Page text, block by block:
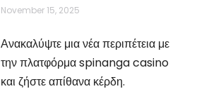
November 15, 2025
Ανακαλύψτε μια νέα περιπέτεια με
την πλατφόρμα spinanga casino
και ζήστε απίθανα κέρδη.